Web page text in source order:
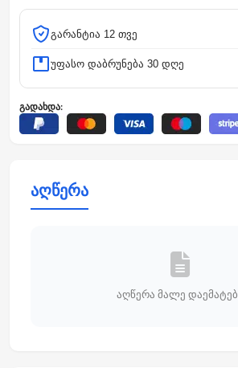
გარანტია 12 თვე
უფასო დაბრუნება 30 დღე
გადახდა:
აღწერა
აღწერა მალე